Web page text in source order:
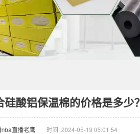
硅酸铝保温棉的价格是多少？
直播老鹰 时间: 2024-05-19 05:01:54